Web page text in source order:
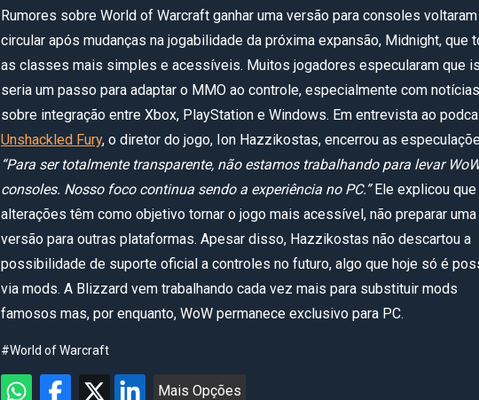
Rumores sobre World of Warcraft ganhar uma versão para consoles
circular após mudanças na jogabilidade da próxima expansão, Midnight, que
as classes mais simples e acessíveis. Muitos jogadores especularam que
seria um passo para adaptar o MMO ao controle, especialmente com notícias
sobre integração entre Xbox, PlayStation e Windows. Em entrevista ao
Unshackled Fury, o diretor do jogo, Ion Hazzikostas, encerrou as
“Para ser totalmente transparente, não estamos trabalhando para levar
consoles. Nosso foco continua sendo a experiência no PC.”Ele explicou que
alterações têm como objetivo tornar o jogo mais acessível, não preparar uma
versão para outras plataformas. Apesar disso, Hazzikostas não descartou a
possibilidade de suporte oficial a controles no futuro, algo que hoje só é
via mods. A Blizzard vem trabalhando cada vez mais para substituir mods
famosos mas, por enquanto, WoW permanece exclusivo para PC.
#World of Warcraft
Mais Opções